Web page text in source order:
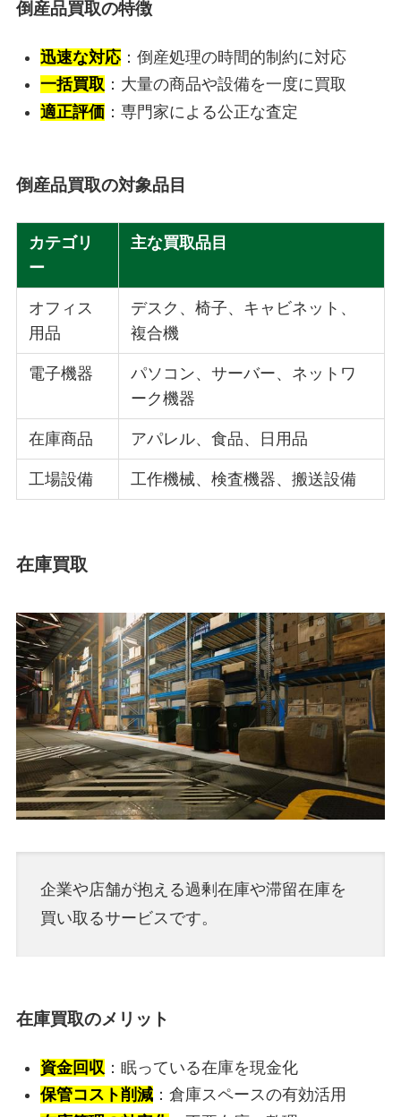
倒産品買取の特徴
迅速な対応：倒産処理の時間的制約に対応
一括買取 ：大量の商品や設備を一度に買取
適正評価：専門家による公正な査定
倒産品買取の対象品目
カテゴリ
ー
主な買取品目
オフィス
用品
デスク、椅子、キャビネット、
複合機
電子機器
パソコン、サーバー、ネットワ
ーク機器
在庫商品 アパレル、食品、日用品
工場設備 工作機械、検査機器、搬送設備
在庫買取
企業や店舗が抱える過剰在庫や滞留在庫を
買い取るサービスです。
在庫買取のメリット
資金回収：眠っている在庫を現金化
保管コスト削減：倉庫スペースの有効活用